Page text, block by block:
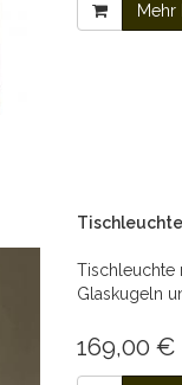
Mehr
Tischleuchte
Tischleuchte
Glaskugeln
169,00 €